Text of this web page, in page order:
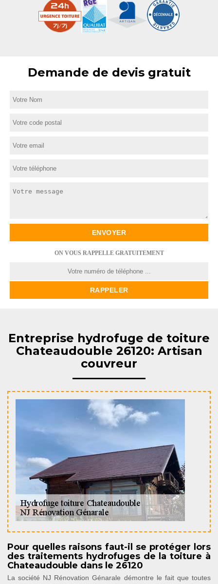
Demande de devis gratuit
ON VOUS RAPPELLE GRATUITEMENT
Entreprise hydrofuge de toiture
Chateaudouble 26120: Artisan
couvreur
Pour quelles raisons faut-il se protéger lors
des traitements hydrofuges de la toiture à
Chateaudouble dans le 26120
La société NJ Rénovation Génarale démontre le fait que toutes